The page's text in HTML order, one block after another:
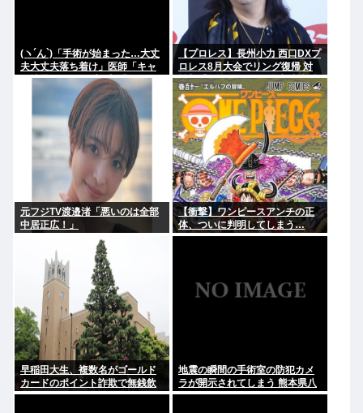
(ヽ´ん`)「手術が始まった…大丈
夫大丈夫落ち着け」医師「キャ
ー地震よー！」(;ﾟんﾟ)「！？」
【プロレス】長州小力 西口DXプ
ロレス8月大会でリング復帰 対
戦相手はクロちゃん 道交法違反
の疑いも不起訴に
元フジTV渡邉渚「悪いのは全部
中居正広！」
【衝撃】ワンピースアンチの正
体、ついに判明してしまう…
早稲田大生、複数名がゴールド
カードのポイント詐欺で無銭飲
食
地震の瞬間の手術室の防犯カメ
ラが開示されてしまう 熊本県八
代